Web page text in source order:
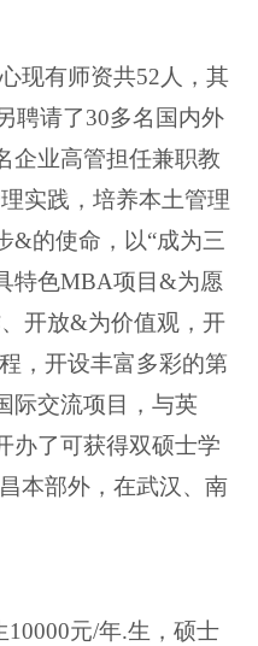
有师资共52人，其
聘请了30多名国内外
企业高管担任兼职教
实践，培养本土管理
&的使命，以“成为三
特色MBA项目&为愿
开放&为价值观，开
，开设丰富多彩的第
际交流项目，与英
办了可获得双硕士学
本部外，在武汉、南
元/年.生，硕士